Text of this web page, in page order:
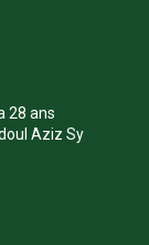
28 ans
Aziz Sy